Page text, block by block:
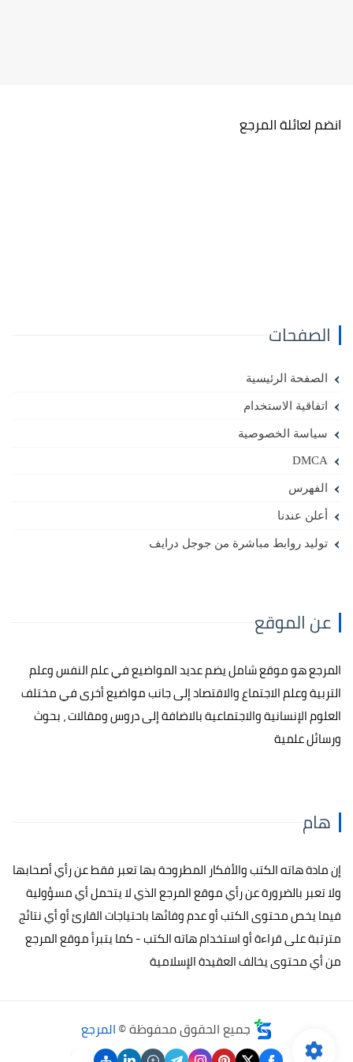
انضم لعائلة المرجع
الصفحات
الصفحة الرئيسية
اتفاقية الاستخدام
سياسة الخصوصية
DMCA
الفهرس
أعلن عندنا
توليد روابط مباشرة من جوجل درايف
عن الموقع
المرجع هو موقع شامل يضم عديد المواضيع في علم النفس وعلم
التربية وعلم الاجتماع والاقتصاد إلى جانب مواضيع أخرى في مختلف
العلوم الإنسانية والاجتماعية بالاضافة إلى دروس ومقالات ، بحوث
ورسائل علمية
هام
إن مادة هاته الكتب والأفكار المطروحة بها تعبر فقط عن رأي أصحابها
ولا تعبر بالضرورة عن رأي موقع المرجع الذي لا يتحمل أي مسؤولية
فيما يخص محتوى الكتب أو عدم وفائها باحتياجات القارئ أو أي نتائج
مترتبة على قراءة أو استخدام هاته الكتب - كما يتبرأ موقع المرجع
من أي محتوى يخالف العقيدة الإسلامية
جميع الحقوق محفوظة ©المرجع